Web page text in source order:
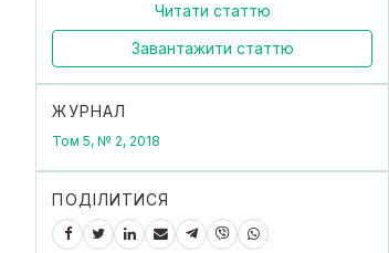
Читати статтю
Завантажити статтю
ЖУРНАЛ
Том 5, № 2, 2018
ПОДІЛИТИСЯ